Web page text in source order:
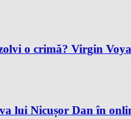
o crimă? Virgin
lui Nicușor Dan în